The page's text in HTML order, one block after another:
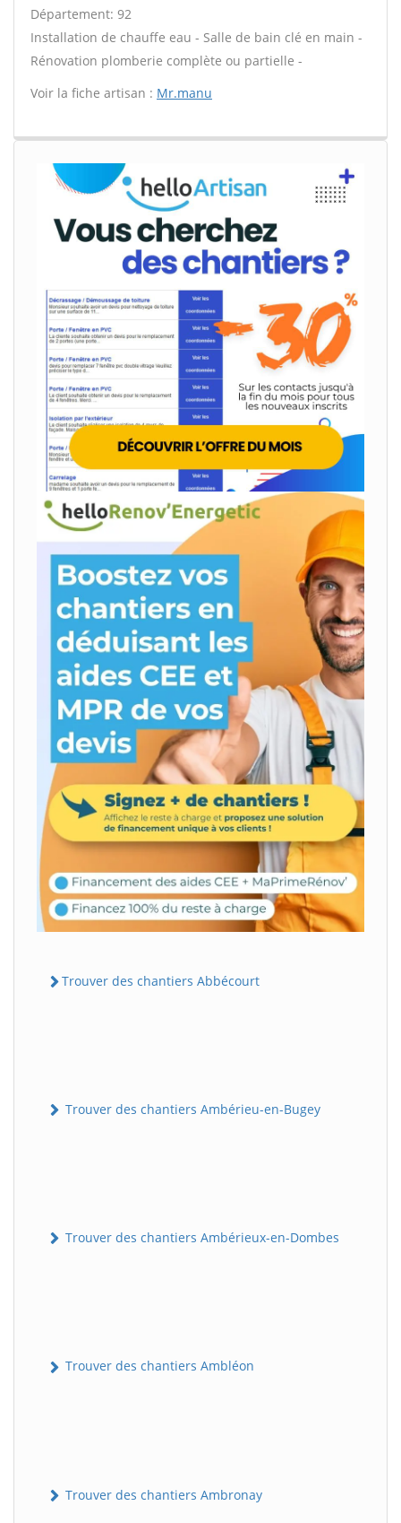
Département: 92
Installation de chauffe eau - Salle de bain clé en main -
Rénovation plomberie complète ou partielle -
Voir la fiche artisan : Mr.manu
Trouver des chantiers Abbécourt
Trouver des chantiers Ambérieu-en-Bugey
Trouver des chantiers Ambérieux-en-Dombes
Trouver des chantiers Ambléon
Trouver des chantiers Ambronay